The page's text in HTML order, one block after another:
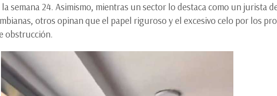
semana 24. Asimismo, mientras un sector lo destaca como un jurista
otros opinan que el papel riguroso y el excesivo celo por los
obstrucción.